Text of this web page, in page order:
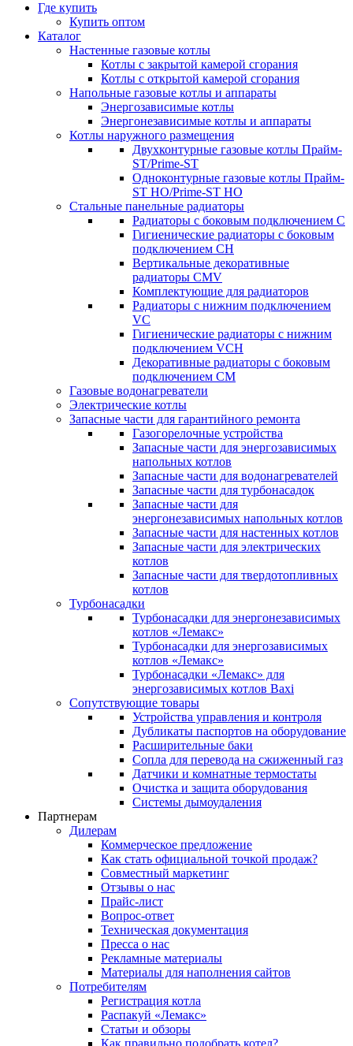
Где купить
Купить оптом
Каталог
Настенные газовые котлы
Котлы с закрытой камерой сгорания
Котлы с открытой камерой сгорания
Напольные газовые котлы и аппараты
Энергозависимые котлы
Энергонезависимые котлы и аппараты
Котлы наружного размещения
Двухконтурные газовые котлы Прайм-
ST/Prime-ST
Одноконтурные газовые котлы Прайм-
ST HO/Prime-ST HO
Стальные панельные радиаторы
Радиаторы c боковым подключением C
Гигиенические радиаторы c боковым
подключением CH
Вертикальные декоративные
радиаторы CMV
Комплектующие для радиаторов
Радиаторы c нижним подключением
VC
Гигиенические радиаторы c нижним
подключением VCH
Декоративные радиаторы с боковым
подключением CM
Газовые водонагреватели
Электрические котлы
Запасные части для гарантийного ремонта
Газогорелочные устройства
Запасные части для энергозависимых
напольных котлов
Запасные части для водонагревателей
Запасные части для турбонасадок
Запасные части для
энергонезависимых напольных котлов
Запасные части для настенных котлов
Запасные части для электрических
котлов
Запасные части для твердотопливных
котлов
Турбонасадки
Турбонасадки для энергонезависимых
котлов «Лемакс»
Турбонасадки для энергозависимых
котлов «Лемакс»
Турбонасадки «Лемакс» для
энергозависимых котлов Baxi
Сопутствующие товары
Устройства управления и контроля
Дубликаты паспортов на оборудование
Расширительные баки
Сопла для перевода на сжиженный газ
Датчики и комнатные термостаты
Очистка и защита оборудования
Системы дымоудаления
Партнерам
Дилерам
Коммерческое предложение
Как стать официальной точкой продаж?
Совместный маркетинг
Отзывы о нас
Прайс-лист
Вопрос-ответ
Техническая документация
Пресса о нас
Рекламные материалы
Материалы для наполнения сайтов
Потребителям
Регистрация котла
Распакуй «Лемакс»
Статьи и обзоры